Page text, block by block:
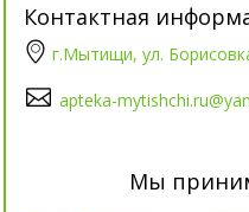
Контактная
г.Мытищи, ул.
apteka-
Мы